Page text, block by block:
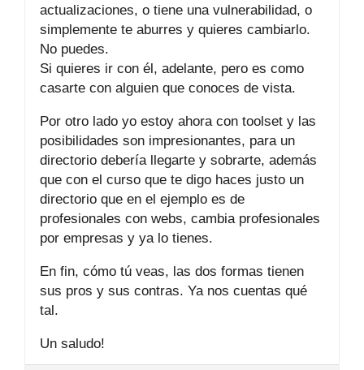
actualizaciones, o tiene una vulnerabilidad, o
simplemente te aburres y quieres cambiarlo.
No puedes.
Si quieres ir con él, adelante, pero es como
casarte con alguien que conoces de vista.
Por otro lado yo estoy ahora con toolset y las
posibilidades son impresionantes, para un
directorio debería llegarte y sobrarte, además
que con el curso que te digo haces justo un
directorio que en el ejemplo es de
profesionales con webs, cambia profesionales
por empresas y ya lo tienes.
En fin, cómo tú veas, las dos formas tienen
sus pros y sus contras. Ya nos cuentas qué
tal.
Un saludo!